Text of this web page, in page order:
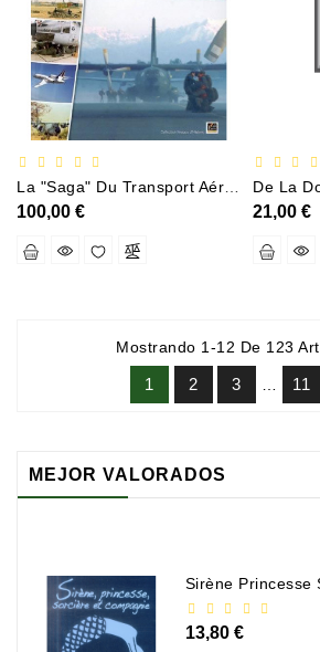
La "saga" Du Transport Aérien Militaire Français T1 De Kolwezi À Mazar-E-Sharif De Port-Au-Prince À Dumont-DUrville
100,00 €
De La
21,00 €
Mostrando 1-12 De 123
1 2 3 … 11
MEJOR VALORADOS
13,80 €